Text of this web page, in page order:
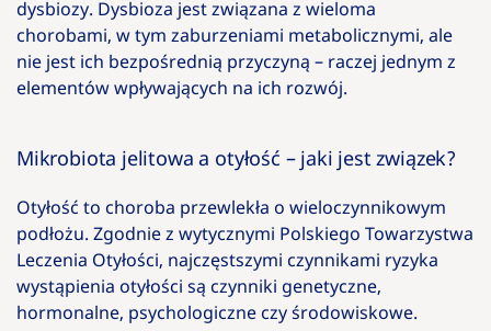
dysbiozy. Dysbioza jest związana z wieloma
chorobami, w tym zaburzeniami metabolicznymi, ale
nie jest ich bezpośrednią przyczyną – raczej jednym z
elementów wpływających na ich rozwój.
Mikrobiota jelitowa a otyłość – jaki jest związek?
Otyłość to choroba przewlekła o wieloczynnikowym
podłożu. Zgodnie z wytycznymi Polskiego Towarzystwa
Leczenia Otyłości, najczęstszymi czynnikami ryzyka
wystąpienia otyłości są czynniki genetyczne,
hormonalne, psychologiczne czy środowiskowe.